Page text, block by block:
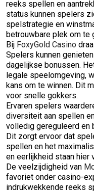
reeks spellen en
status kunnen spelers
spelstrategie en
betrouwbare plek om te
Bij FoxyGold Casino
Spelers kunnen
dagelijkse bonussen.
legale speelomgeving,
kans om te winnen. Dit
voor snelle gokkers.
Ervaren spelers
diversiteit aan spellen
volledig gereguleerd en
Dit zorgt ervoor dat
spellen en het
en eerlijkheid staan hier
De veelzijdigheid van
favoriet onder casino-
indrukwekkende reeks